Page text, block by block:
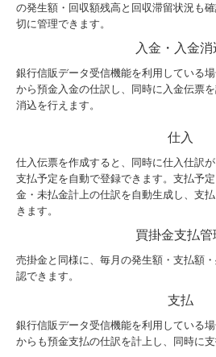
の発生額・回収額残高と回収滞留状況も
切に管理できます。
入金・入金消
銀行信販データ受信機能を利用している
から預金入金の仕訳し、同時に入金伝票
消込を行えます。
仕入
仕入伝票を作成すると、同時に仕入仕訳
支払予定を自動で登録できます。支払予
金・未払金計上の仕訳を自動生成し、支
きます。
買掛金支払管
売掛金と同様に、毎月の発生額・支払額
認できます。
支払
銀行信販データ受信機能を利用している
からも預金支払の仕訳を計上し、同時に支